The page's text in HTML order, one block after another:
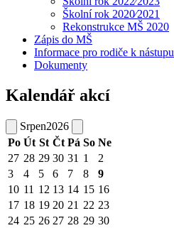
Školní rok 2020⁄2021
Rekonstrukce MŠ 2020
Zápis do MŠ
Informace pro rodiče k nástupu
Dokumenty
Kalendář akcí
Srpen2026
Po Út St Čt Pá So Ne
27 28 29 30 31 1
2
3
4 5 6 7 8
9
10 11 12 13 14 15 16
17 18 19 20 21 22 23
24 25 26 27 28 29 30